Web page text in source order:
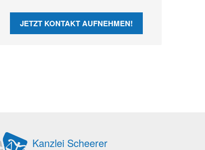
JETZT KONTAKT AUFNEHMEN!
Kanzlei Scheerer